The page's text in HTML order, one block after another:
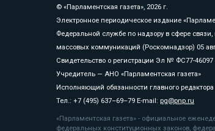
© «Парламентская газета», 2026 г.
Электронное периодическое издание
Федеральной службе по надзору в сфере
массовых коммуникаций (Роскомнадзор) 05
Свидетельство о регистрации Эл № ФС77-46097
Учредитель — АНО «Парламентская газета»
Исполняющий обязанности главного
Тел.: +7 (495) 637–69–79 E-mail: pg@pnp.ru
«Парламентская газета» - официальное
федеральных конституционных законов,